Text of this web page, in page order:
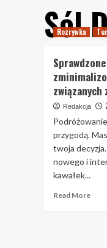
Sól
Rozrywka
związanych
Redakcja
przygodą.
twoja
nowego i
kawałek...
Read MoreRead